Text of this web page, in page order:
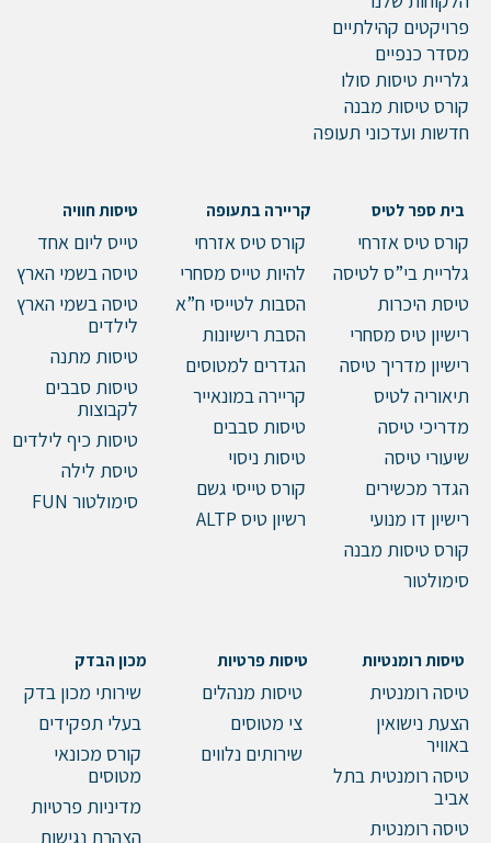
פרויקטים קהילתיים
מסדר כנפיים
גלריית טיסות סולו
קורס טיסות מבנה
חדשות ועדכוני תעופה
בית ספר לטיס
קורס טיס אזרחי
גלריית בי”ס לטיסה
טיסת היכרות
רישיון טיס מסחרי
רישיון מדריך טיסה
תיאוריה לטיס
מדריכי טיסה
שיעורי טיסה
הגדר מכשירים
רישיון דו מנועי
קורס טיסות מבנה
סימולטור
קריירה בתעופה
קורס טיס אזרחי
להיות טייס מסחרי
הסבות לטייסי ח”א
הסבת רישיונות
הגדרים למטוסים
קריירה במונאייר
טיסות סבבים
טיסות ניסוי
קורס טייסי גשם
רשיון טיס ALTP
טיסות חוויה
טייס ליום אחד
טיסה בשמי הארץ
טיסה בשמי הארץ
לילדים
טיסות מתנה
טיסות סבבים
לקבוצות
טיסות כיף לילדים
טיסת לילה
סימולטור FUN
טיסות רומנטיות
טיסה רומנטית
הצעת נישואין
באוויר
טיסה רומנטית בתל
אביב
טיסה רומנטית
טיסות פרטיות
טיסות מנהלים
צי מטוסים
שירותים נלווים
מכון הבדק
שירותי מכון בדק
בעלי תפקידים
קורס מכונאי
מטוסים
מדיניות פרטיות
הצהרת נגישות
טלפון
שלח הודעה